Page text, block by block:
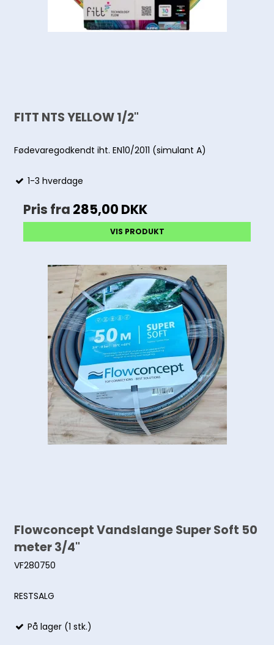
FITT NTS YELLOW 1/2"
Fødevaregodkendt iht. EN10/2011 (simulant A)
1-3 hverdage
Pris fra 285,00 DKK
VIS PRODUKT
Flowconcept Vandslange Super Soft 50
meter 3/4"
VF280750
RESTSALG
På lager (1 stk.)